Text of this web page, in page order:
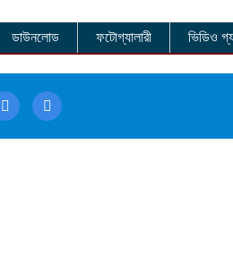
ডাউনলোড ফটোগ্যালারী ভিডিও